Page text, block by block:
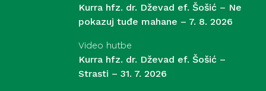
Kurra hfz. dr. Dževad ef. Šošić – Ne
pokazuj tuđe mahane – 7. 8. 2026
Video hutbe
Kurra hfz. dr. Dževad ef. Šošić –
Strasti – 31. 7. 2026